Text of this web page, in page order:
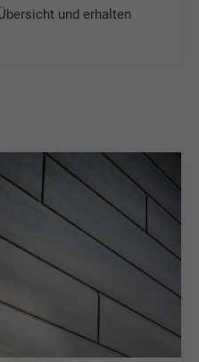
und erhalten